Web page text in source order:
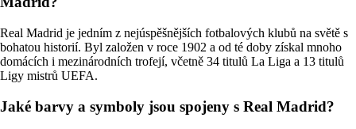
Real Madrid je jedním z nejúspěšnějších fotbalových klubů na světě s
bohatou historií. Byl založen v roce 1902 a od té doby získal mnoho
domácích i mezinárodních trofejí, včetně 34 titulů La Liga a 13 titulů
Ligy mistrů UEFA.
Jaké barvy a symboly jsou spojeny s Real Madrid?